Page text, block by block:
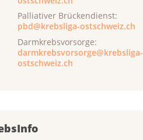
Palliativer Brückendienst:
pbd@krebsliga-ostschweiz.ch
Darmkrebsvorsorge:
darmkrebsvorsorge@krebsliga-
ostschweiz.ch